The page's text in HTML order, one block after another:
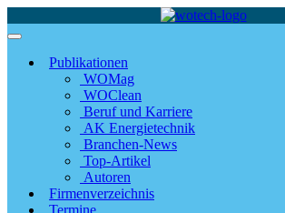
Publikationen
WOMag
WOClean
Beruf und Karriere
AK Energietechnik
Branchen-News
Top-Artikel
Autoren
Firmenverzeichnis
Termine